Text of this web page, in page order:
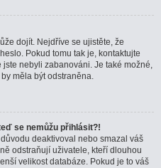
dojít. Nejdříve se ujistěte, že
Pokud tomu tak je, kontaktujte
nebyli zabanováni. Je také možné,
měla být odstraněna.
se nemůžu přihlásit?!
deaktivoval nebo smazal váš
odstraňují uživatele, kteří dlouhou
velikost databáze. Pokud je to váš